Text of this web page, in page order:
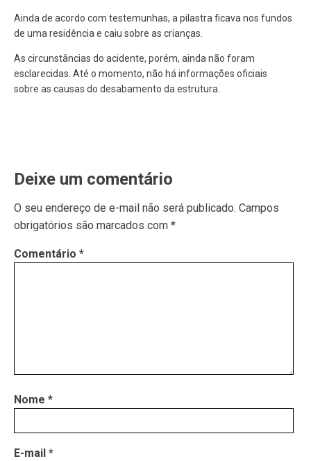
Ainda de acordo com testemunhas, a pilastra ficava nos fundos
de uma residência e caiu sobre as crianças.
As circunstâncias do acidente, porém, ainda não foram
esclarecidas. Até o momento, não há informações oficiais
sobre as causas do desabamento da estrutura.
Deixe um comentário
O seu endereço de e-mail não será publicado. Campos
obrigatórios são marcados com *
Comentário *
Nome *
E-mail *